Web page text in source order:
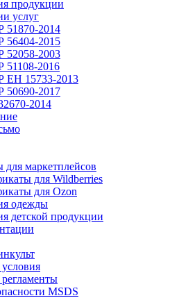
продукции
услуг
2014
2015
2003
2016
ЕН 15733-2013
2017
2014
маркетплейсов
для Wildberries
для Ozon
одежды
детской продукции
MSDS